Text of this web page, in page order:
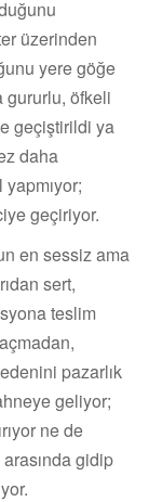
üzerinden
yere göğe
gururlu, öfkeli
geçiştirildi ya
daha
geçiriyor.
en sessiz ama
sert,
teslim
pazarlık
geliyor;
ne de
gidip